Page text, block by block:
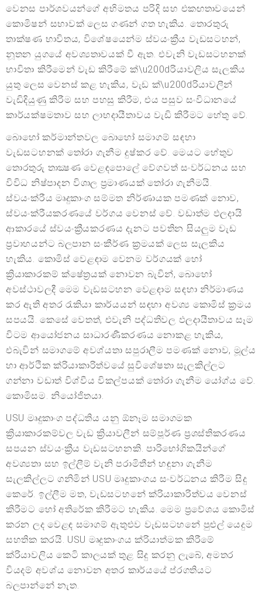
වෙනස පාර්ශවයන්ගේ අභිමතය පරිදි සහ එකඟතාවයෙන්
කොමිෂන් සභාවක් ලෙස ගණන් ගත හැකිය. තොරතුරු
තාක්ෂණ භාවිතය, විශේෂයෙන්ම ස්වයංක්‍රීය වැඩසටහන්,
නූතන යුගයේ අවශ්‍යතාවයක් වී ඇත. එවැනි වැඩසටහනක්
භාවිතා කිරීමෙන් වැඩ කිරීමේ ක්\u200dරියාවලිය සැලකිය
යුතු ලෙස වෙනස් කළ හැකිය, වැඩ ක්\u200dරියාවලීන්
වැඩිදියුණු කිරීම සහ පහසු කිරීම, එය පසුව සංවිධානයේ
කාර්යක්ෂමතාව සහ ලාභදායීතාවය වැඩි කිරීමට හේතු වේ.
බොහෝ කර්මාන්තවල බොහෝ සමාගම් සඳහා
වැඩසටහනක් තෝරා ගැනීම දුෂ්කර වේ. මෙයට හේතුව
තොරතුරු තාක්‍ෂණ වෙළඳපොලේ වේගවත් සංවර්ධනය සහ
විවිධ නිෂ්පාදන විශාල ප්‍රමාණයක් තෝරා ගැනීමයි.
ස්වයංක්රීය මෘදුකාංග සම්මත නිර්ණායක පමණක් නොව,
ස්වයංක්රීයකරණයේ වර්ගය වෙනස් වේ. වඩාත්ම ඵලදායි
ආකාරයේ ස්වයංක්‍රීයකරණය දැනට පවතින සියලුම වැඩ
ප්‍රවාහයන්ට බලපාන සංකීර්ණ ක්‍රමයක් ලෙස සැලකිය
හැකිය. කොමිස් වෙළඳාම වෙනම වර්ගයක් හෝ
ක්‍රියාකාරකම් ක්ෂේත්‍රයක් නොවන බැවින්, බොහෝ
අවස්ථාවලදී මෙම වැඩසටහන වෙළඳාම සඳහා නිර්මාණය
කර ඇති අතර රැකියා කාර්යයන් සඳහා අවශ්‍ය කොමිස් ක්‍රමය
සපයයි. කෙසේ වෙතත්, එවැනි පද්ධතිවල ඵලදායීතාවය සෑම
විටම ආයෝජනය සාධාරණීකරණය නොකළ හැකිය,
එබැවින් සමාගමේ අවශ්යතා සපුරාලීම පමණක් නොව, මූල්ය
හා ආර්ථික ක්රියාකාරිත්වයේ සුවිශේෂතා සැලකිල්ලට
ගන්නා වඩාත් විශ්වීය විකල්පයක් තෝරා ගැනීම යෝග්ය වේ.
කොමිසම. නියෝජිතයා.
USU මෘදුකාංග පද්ධතිය යනු ඕනෑම සමාගමක
ක්‍රියාකාරකම්වල වැඩ ක්‍රියාවලීන් සම්පූර්ණ ප්‍රශස්තිකරණය
සපයන ස්වයංක්‍රීය වැඩසටහනකි. පාරිභෝගිකයින්ගේ
අවශ්‍යතා සහ ඉල්ලීම් වැනි පරාමිතීන් හඳුනා ගැනීම
සැලකිල්ලට ගනිමින් USU මෘදුකාංගය සංවර්ධනය කිරීම සිදු
කෙරේ. ඉල්ලීම මත, වැඩසටහනේ ක්රියාකාරිත්වය වෙනස්
කිරීමට හෝ අතිරේක කිරීමට හැකිය. මෙම ප්‍රවේශය කොමිස්
කරන ලද වෙළඳ සමාගම් ඇතුළුව වැඩසටහනේ පුළුල් යෙදුම
සහතික කරයි. USU මෘදුකාංගය ක්රියාත්මක කිරීමේ
ක්රියාවලිය කෙටි කාලයක් තුළ සිදු කරනු ලැබේ, අමතර
වියදම් අවශ්ය නොවන අතර කාර්යයේ ප්රගතියට
බලපාන්නේ නැත.